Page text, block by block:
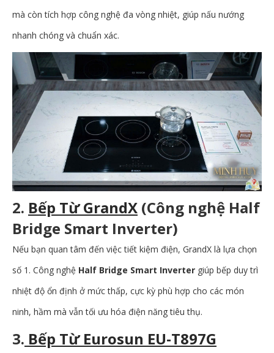
mà còn tích hợp công nghệ đa vòng nhiệt, giúp nấu nướng
nhanh chóng và chuẩn xác.
2. Bếp Từ GrandX (Công nghệ Half
Bridge Smart Inverter)
Nếu bạn quan tâm đến việc tiết kiệm điện, GrandX là lựa chọn
số 1. Công nghệ Half Bridge Smart Inverter giúp bếp duy trì
nhiệt độ ổn định ở mức thấp, cực kỳ phù hợp cho các món
ninh, hầm mà vẫn tối ưu hóa điện năng tiêu thụ.
3. Bếp Từ Eurosun EU-T897G